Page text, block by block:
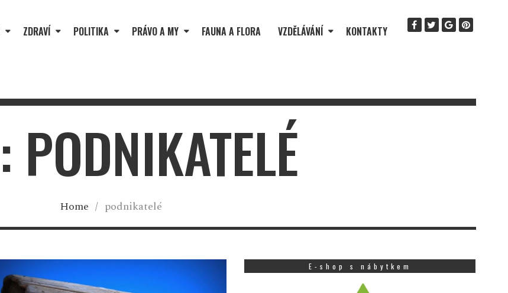
ZDRAVÍ POLITIKA PRÁVO A MY FAUNA A FLORA VZDĚLÁVÁNÍ KONTAKTY
PODNIKATELÉ
Home / podnikatelé
E-shop s nábytkem